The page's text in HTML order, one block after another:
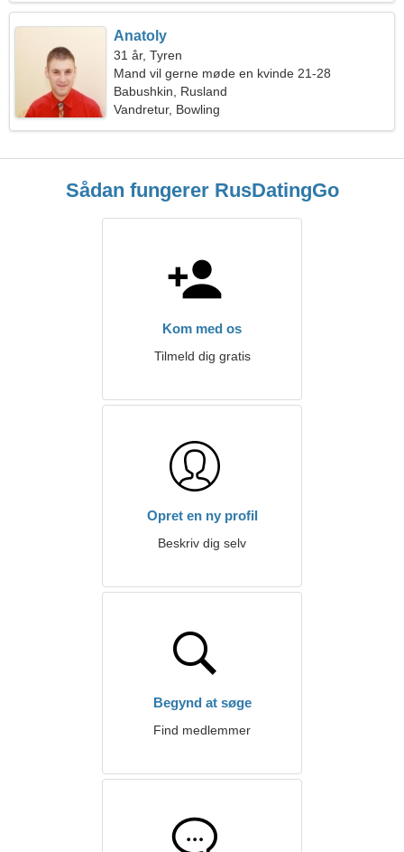
Anatoly
31 år, Tyren
Mand vil gerne møde en kvinde 21-28
Babushkin, Rusland
Vandretur, Bowling
Sådan fungerer RusDatingGo
Kom med os
Tilmeld dig gratis
Opret en ny profil
Beskriv dig selv
Begynd at søge
Find medlemmer